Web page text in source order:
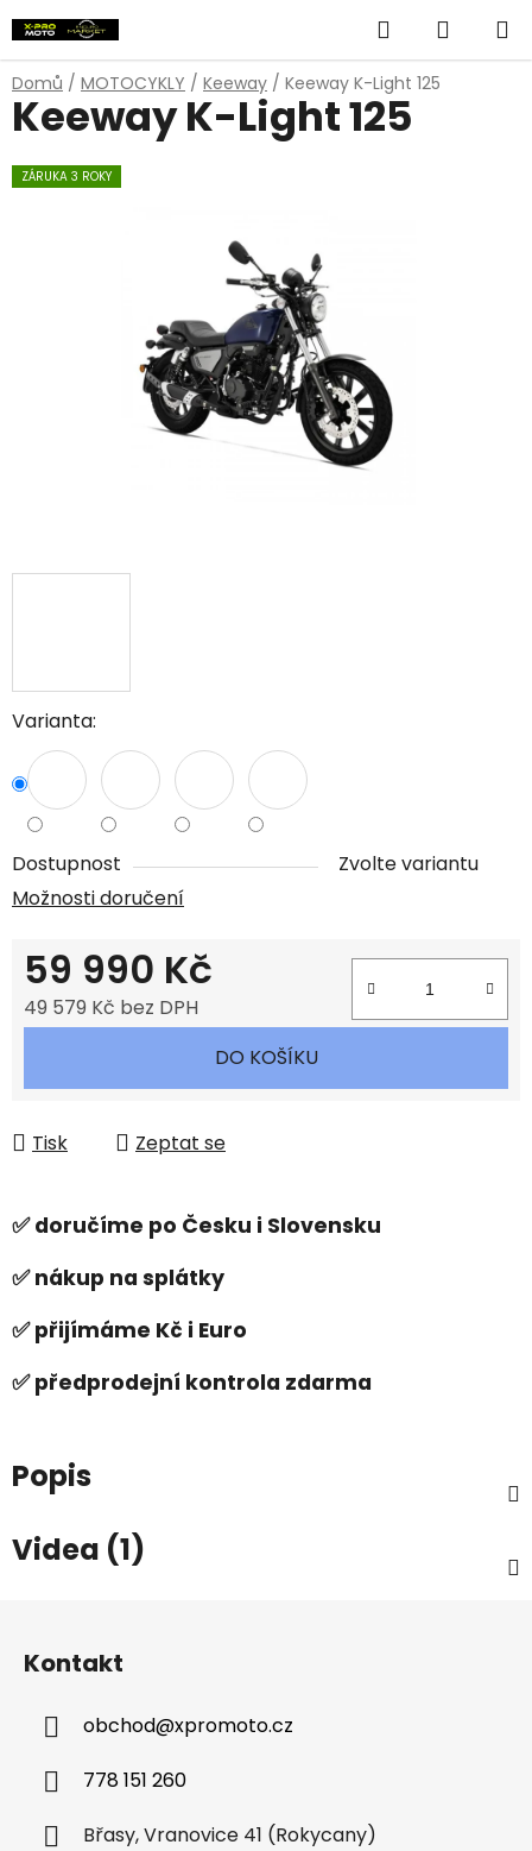
na
obsah
Hledat
KOŠÍK
Domů / MOTOCYKLY / Keeway / Keeway K-Light 125
Varianta:
Dostupnost
Zvolte variantu
Možnosti doručení
59 990 Kč
49 579 Kč bez DPH
DO KOŠÍKU
Tisk Zeptat se
Keeway K-Light 125
ZÁRUKA 3 ROKY
✅ doručíme po Česku i Slovensku
✅ nákup na splátky
✅ přijímáme Kč i Euro
✅ předprodejní kontrola zdarma
Popis
Videa (1)
Kontakt
obchod@xpromoto.cz
778 151 260
Břasy, Vranovice 41 (Rokycany)